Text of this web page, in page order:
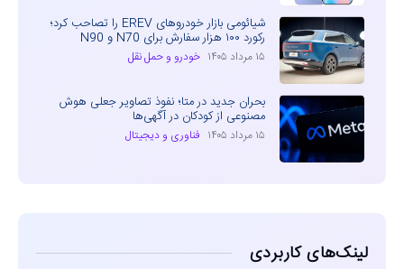
شیائومی بازار خودروهای EREV را تصاحب کرد؛
رکورد ۱۰۰ هزار سفارش برای N70 و N90
۱۵ مرداد ۱۴۰۵ خودرو و حمل نقل
بحران جدید در متا؛ نفوذ تصاویر جعلی هوش
مصنوعی از کودکان در آگهی‌ها
۱۵ مرداد ۱۴۰۵ فناوری و دیجیتال
لینک‌های کاربردی